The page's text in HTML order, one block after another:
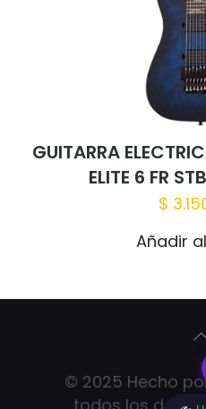
GUITARRA
ELITE 6 FR
$
Añadir
© 2025 Hecho